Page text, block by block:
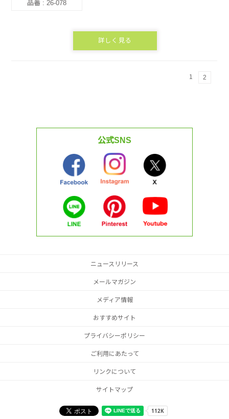
品番 : 26-078
詳しく見る
1 2
公式SNS
ニュースリリース
メールマガジン
メディア情報
おすすめサイト
プライバシーポリシー
ご利用にあたって
リンクについて
サイトマップ